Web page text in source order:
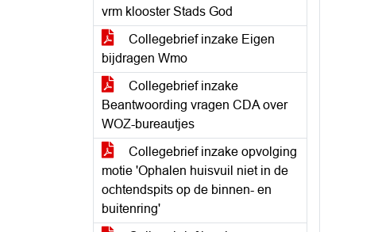
vrm klooster Stads God
Collegebrief inzake Eigen
bijdragen Wmo
Collegebrief inzake
Beantwoording vragen CDA over
WOZ-bureautjes
Collegebrief inzake opvolging
motie 'Ophalen huisvuil niet in de
ochtendspits op de binnen- en
buitenring'